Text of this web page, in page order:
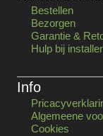
Bestellen
Bezorgen
Garantie &
Hulp bij
Info
Algemeene
Cookies